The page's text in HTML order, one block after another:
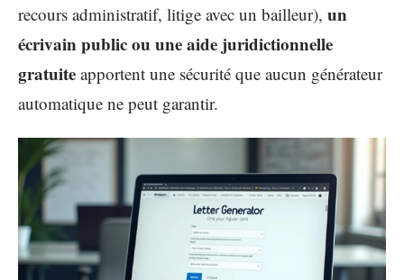
recours administratif, litige avec un bailleur), un
écrivain public ou une aide juridictionnelle
gratuite apportent une sécurité que aucun générateur
automatique ne peut garantir.